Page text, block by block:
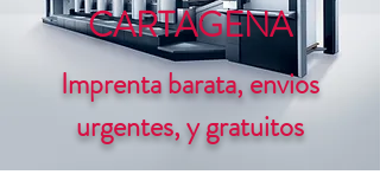
CARTAGENA
Imprenta barata, envios
urgentes, y gratuitos